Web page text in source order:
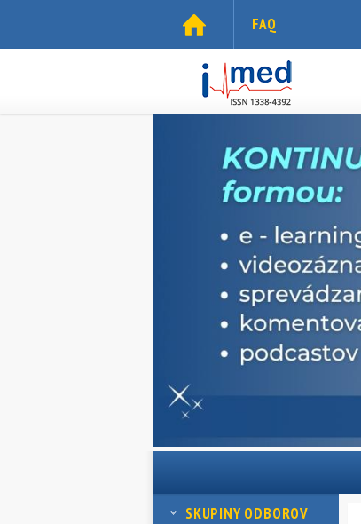
FAQ
SKUPINY ODBOROV